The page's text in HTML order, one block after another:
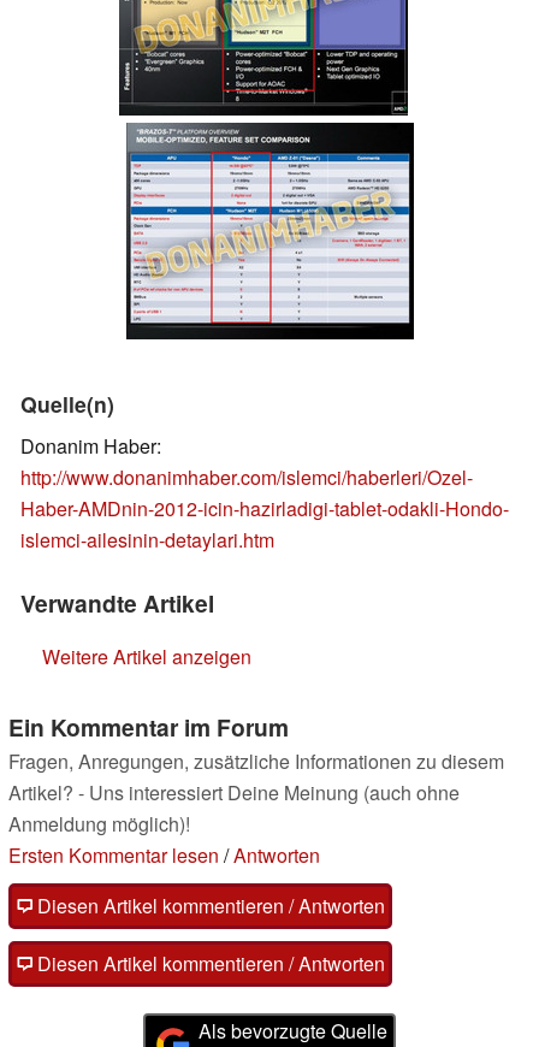
Quelle(n)
Donanim Haber:
http://www.donanimhaber.com/islemci/haberleri/Ozel-
Haber-AMDnin-2012-icin-hazirladigi-tablet-odakli-Hondo-
islemci-ailesinin-detaylari.htm
Verwandte Artikel
Weitere Artikel anzeigen
Ein Kommentar im Forum
Fragen, Anregungen, zusätzliche Informationen zu diesem
Artikel? - Uns interessiert Deine Meinung (auch ohne
Anmeldung möglich)!
Ersten Kommentar lesen /Antworten
Diesen Artikel kommentieren / Antworten
Diesen Artikel kommentieren / Antworten
Als bevorzugte Quelle